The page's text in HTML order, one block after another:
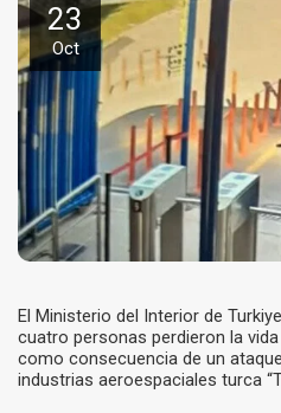
23
Oct
El Ministerio del Interior de
cuatro personas perdieron la
como consecuencia de un
industrias aeroespaciales turca